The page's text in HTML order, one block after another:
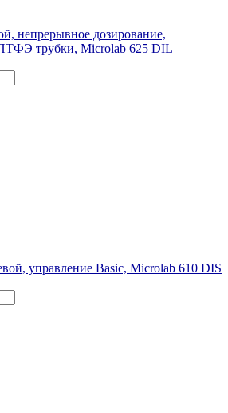
непрерывное дозирование,
трубки, Microlab 625 DIL
управление Basic, Microlab 610 DIS